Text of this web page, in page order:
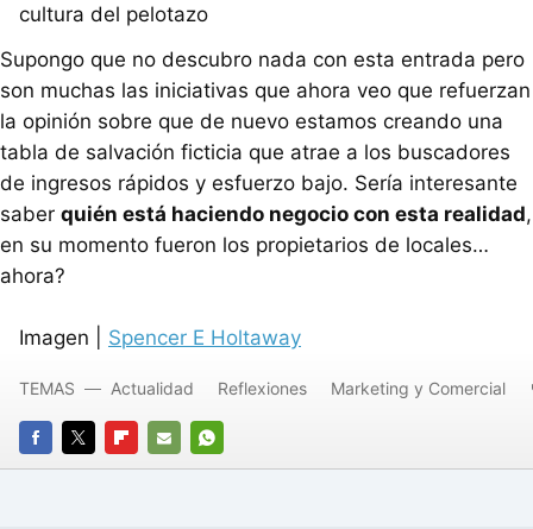
cultura del pelotazo
Supongo que no descubro nada con esta entrada pero
son muchas las iniciativas que ahora veo que refuerzan
la opinión sobre que de nuevo estamos creando una
tabla de salvación ficticia que atrae a los buscadores
de ingresos rápidos y esfuerzo bajo. Sería interesante
saber quién está haciendo negocio con esta realidad,
en su momento fueron los propietarios de locales…
ahora?
Imagen | Spencer E Holtaway
FACEBOOK
TWITTERFLIPBOARD
E-
WHATSAPP
TEMAS Actualidad Reflexiones Marketing y Comercial